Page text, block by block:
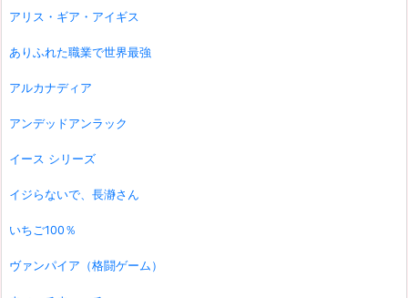
アリス・ギア・アイギス
ありふれた職業で世界最強
アルカナディア
アンデッドアンラック
イース シリーズ
イジらないで、長瀞さん
いちご100％
ヴァンパイア（格闘ゲーム）